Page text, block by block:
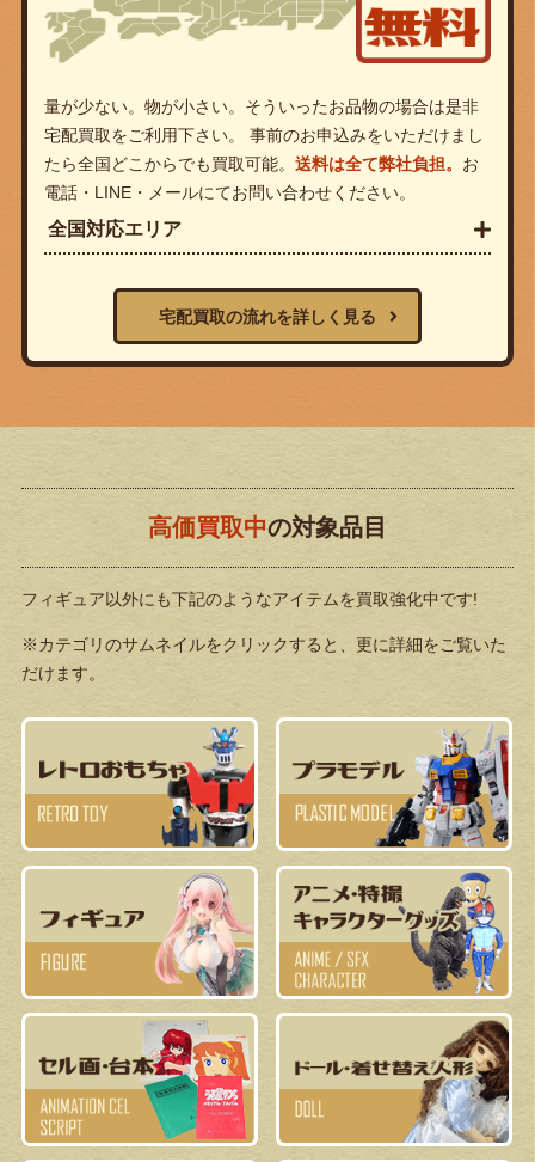
量が少ない。物が小さい。そういったお品物の場合は是非
宅配買取をご利用下さい。 事前のお申込みをいただけまし
たら全国どこからでも買取可能。 送料は全て弊社負担。 お
電話・LINE・メールにてお問い合わせください。
全国対応エリア
宅配買取の流れを詳しく見る
高価買取中の対象品目
フィギュア以外にも下記のようなアイテムを買取強化中です!
※カテゴリのサムネイルをクリックすると、更に詳細をご覧いた
だけます。